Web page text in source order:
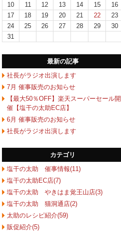
10
11 12 13 14 15
16
17
18 19 20 21 22
23
24
25 26 27 28 29
30
31
最新の記事
社長がラジオ出演します
7月 催事販売のお知らせ
【最大50％OFF】楽天スーパーセール開
催【塩干の太助EC店】
6月 催事販売のお知らせ
社長がラジオ出演します
カテゴリ
塩干の太助 催事情報(11)
塩干の太助EC店(7)
塩干の太助 やきはま覚王山店(3)
塩干の太助 猫洞通店(2)
太助のレシピ紹介(59)
販促紹介(5)